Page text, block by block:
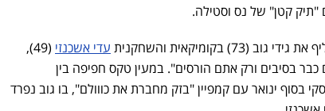
"תיק קטן" של נס וסטילה.
והשחקנית עדי אשכנזי
(49),
בסיבים ורק אתם הורסים". במעין טקס חפיפה בין
בסוף ינואר עם קמפיין "בזק מחברת את כווולם", בו גוב נפרד